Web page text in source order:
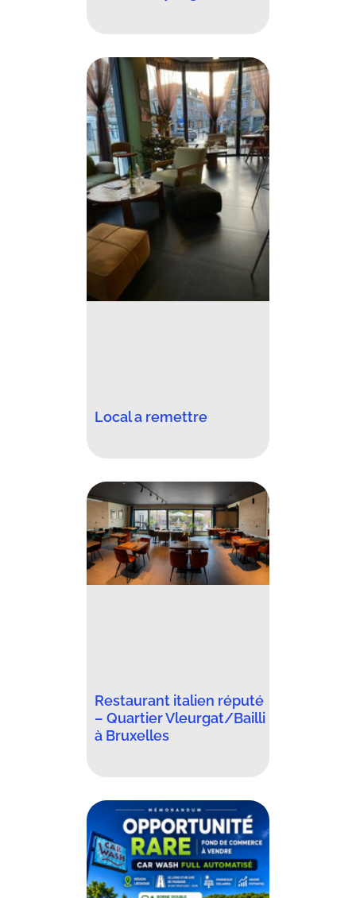
Local a remettre
Restaurant italien réputé
– Quartier Vleurgat/Bailli
à Bruxelles